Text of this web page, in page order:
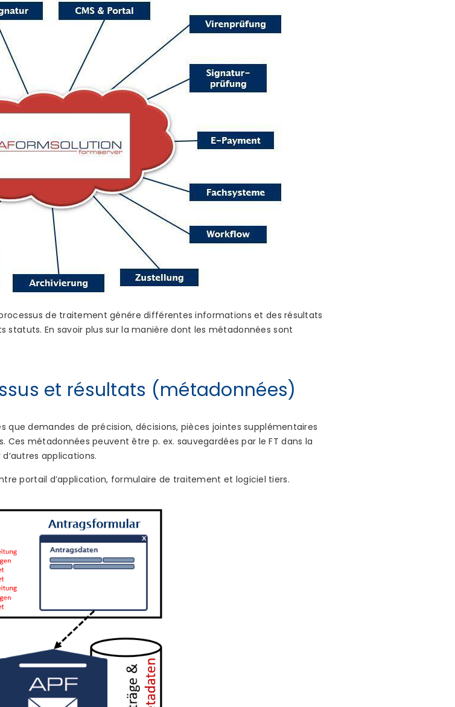
de traitement génére différentes informations et des résultats
En savoir plus sur la manière dont les métadonnées sont
et résultats (métadonnées)
demandes de précision, décisions, pièces jointes supplémentaires
métadonnées peuvent être p. ex. sauvegardées par le FT dans la
applications.
portail d’application, formulaire de traitement et logiciel tiers.